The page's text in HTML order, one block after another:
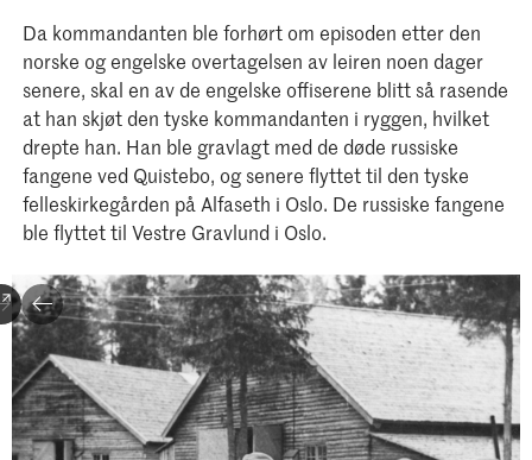
Da kommandanten ble forhørt om episoden etter den
norske og engelske overtagelsen av leiren noen dager
senere, skal en av de engelske offiserene blitt så rasende
at han skjøt den tyske kommandanten i ryggen, hvilket
drepte han. Han ble gravlagt med de døde russiske
fangene ved Quistebo, og senere flyttet til den tyske
felleskirkegården på Alfaseth i Oslo. De russiske fangene
ble flyttet til Vestre Gravlund i Oslo.